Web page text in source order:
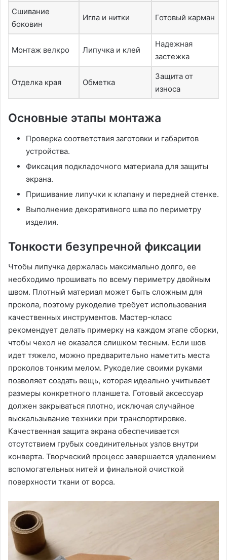
Сшивание
боковин
Игла и нитки Готовый карман
Монтаж велкро Липучка и клей
Надежная
застежка
Отделка края Обметка
Защита от
износа
Основные этапы монтажа
Проверка соответствия заготовки и габаритов
устройства.
Фиксация подкладочного материала для защиты
экрана.
Пришивание липучки к клапану и передней стенке.
Выполнение декоративного шва по периметру
изделия.
Тонкости безупречной фиксации
Чтобы липучка держалась максимально долго, ее
необходимо прошивать по всему периметру двойным
швом. Плотный материал может быть сложным для
прокола, поэтому рукоделие требует использования
качественных инструментов. Мастер-класс
рекомендует делать примерку на каждом этапе сборки,
чтобы чехол не оказался слишком тесным. Если шов
идет тяжело, можно предварительно наметить места
проколов тонким мелом. Рукоделие своими руками
позволяет создать вещь, которая идеально учитывает
размеры конкретного планшета. Готовый аксессуар
должен закрываться плотно, исключая случайное
выскальзывание техники при транспортировке.
Качественная защита экрана обеспечивается
отсутствием грубых соединительных узлов внутри
конверта. Творческий процесс завершается удалением
вспомогательных нитей и финальной очисткой
поверхности ткани от ворса.